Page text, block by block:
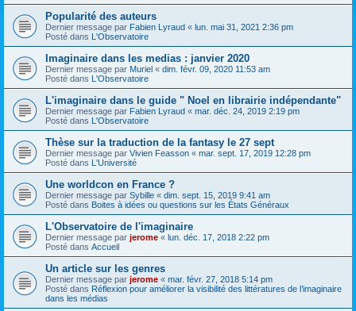
Popularité des auteurs
Dernier message par Fabien Lyraud « lun. mai 31, 2021 2:36 pm
Posté dans L'Observatoire
Imaginaire dans les medias : janvier 2020
Dernier message par Muriel « dim. févr. 09, 2020 11:53 am
Posté dans L'Observatoire
L'imaginaire dans le guide " Noel en librairie indépendante"
Dernier message par Fabien Lyraud « mar. déc. 24, 2019 2:19 pm
Posté dans L'Observatoire
Thèse sur la traduction de la fantasy le 27 sept
Dernier message par Vivien Feasson « mar. sept. 17, 2019 12:28 pm
Posté dans L'Université
Une worldcon en France ?
Dernier message par Sybille « dim. sept. 15, 2019 9:41 am
Posté dans Boites à idées ou questions sur les États Généraux
L'Observatoire de l'imaginaire
Dernier message par jerome « lun. déc. 17, 2018 2:22 pm
Posté dans Accueil
Un article sur les genres
Dernier message par jerome « mar. févr. 27, 2018 5:14 pm
Posté dans Réflexion pour améliorer la visibilité des littératures de l’imaginaire
dans les médias